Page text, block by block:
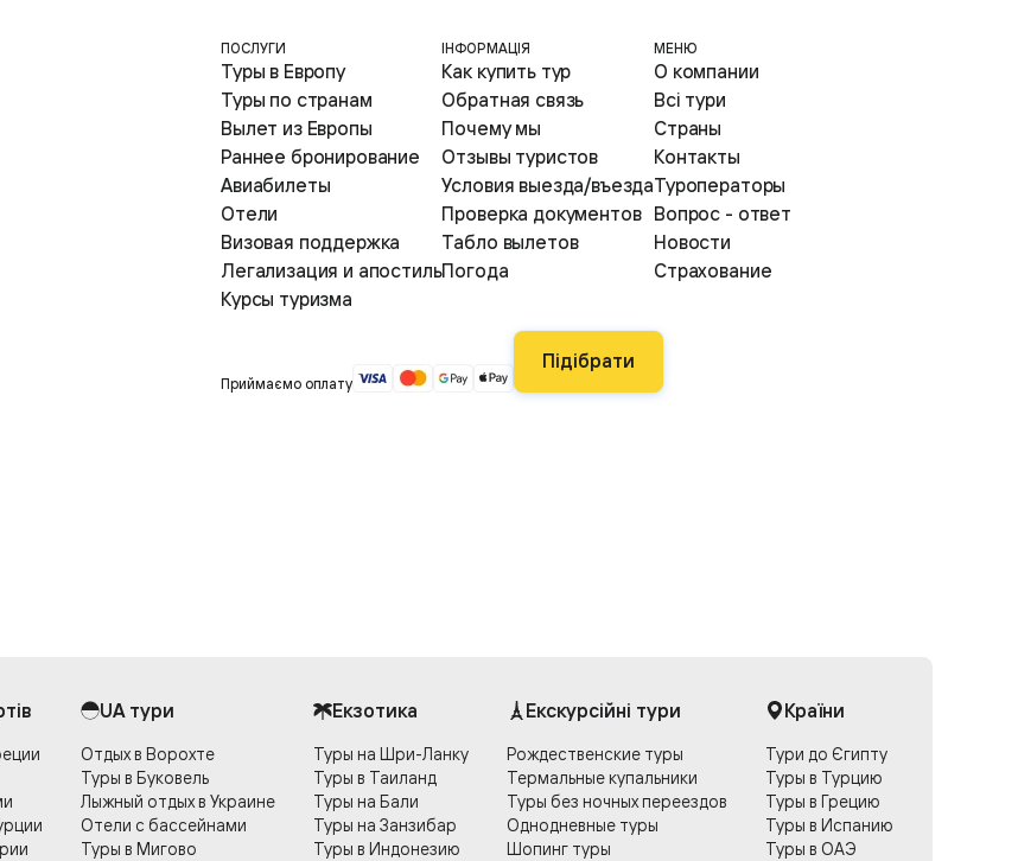
ПОСЛУГИ
Туры в Европу
Туры по странам
Вылет из Европы
Раннее бронирование
Авиабилеты
Отели
Визовая поддержка
Легализация и апостиль
Курсы туризма
ІНФОРМАЦІЯ
Как купить тур
Обратная связь
Почему мы
Отзывы туристов
Условия выезда/въезда
Проверка документов
Табло вылетов
Погода
МЕНЮ
О компании
Всі тури
Страны
Контакты
Туроператоры
Вопрос - ответ
Новости
Страхование
Приймаємо оплату
Підібрати
UA тури
Отдых в Ворохте
Туры в Буковель
Лыжный отдых в Украине
Отели с бассейнами
Туры в Мигово
Екзотика
Туры на Шри-Ланку
Туры в Таиланд
Туры на Бали
Туры на Занзибар
Туры в Индонезию
Екскурсійні тури
Рождественские туры
Термальные купальники
Туры без ночных переездов
Однодневные туры
Шопинг туры
Країни
Тури до Єгипту
Туры в Турцию
Туры в Грецию
Туры в Испанию
Туры в ОАЭ